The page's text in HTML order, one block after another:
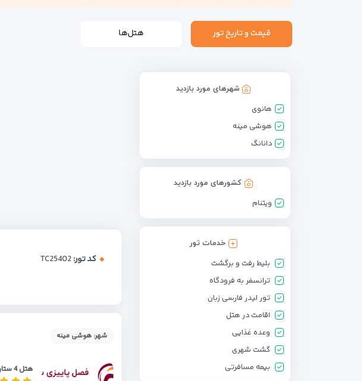
قیمت و تاریخ تور هتل‌ها
شهرهای مورد بازدید
هانوی
هوشی مینه
دانانگ
کشورهای مورد بازدید
ویتنام
خدمات تور
بلیط رفت و برگشت
ترانسفر به فرودگاه
تور لیدر فارسی زبان
اقامت در هتل
وعده غذایی
گشت شهری
بیمه مسافرتی
کد تور:TC25402
شهر: هوشی مینه
هتل 4 ستاره هوشی مین